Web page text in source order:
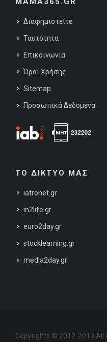
Διαφημιστείτε
Ταυτότητα
Επικοινωνία
Όροι Χρήσης
Sitemap
Προσωπικά Δεδομένα
ΤΟ ΔΙΚΤΥΟ ΜΑΣ
iatronet.gr
in2life.gr
euro2day.gr
stocklearning.gr
media2day.gr
Copyrights © 2012-2019 All